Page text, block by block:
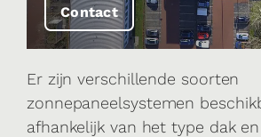
Contact
Er zijn verschillende soorten
zonnepaneelsystemen
afhankelijk van het type dak